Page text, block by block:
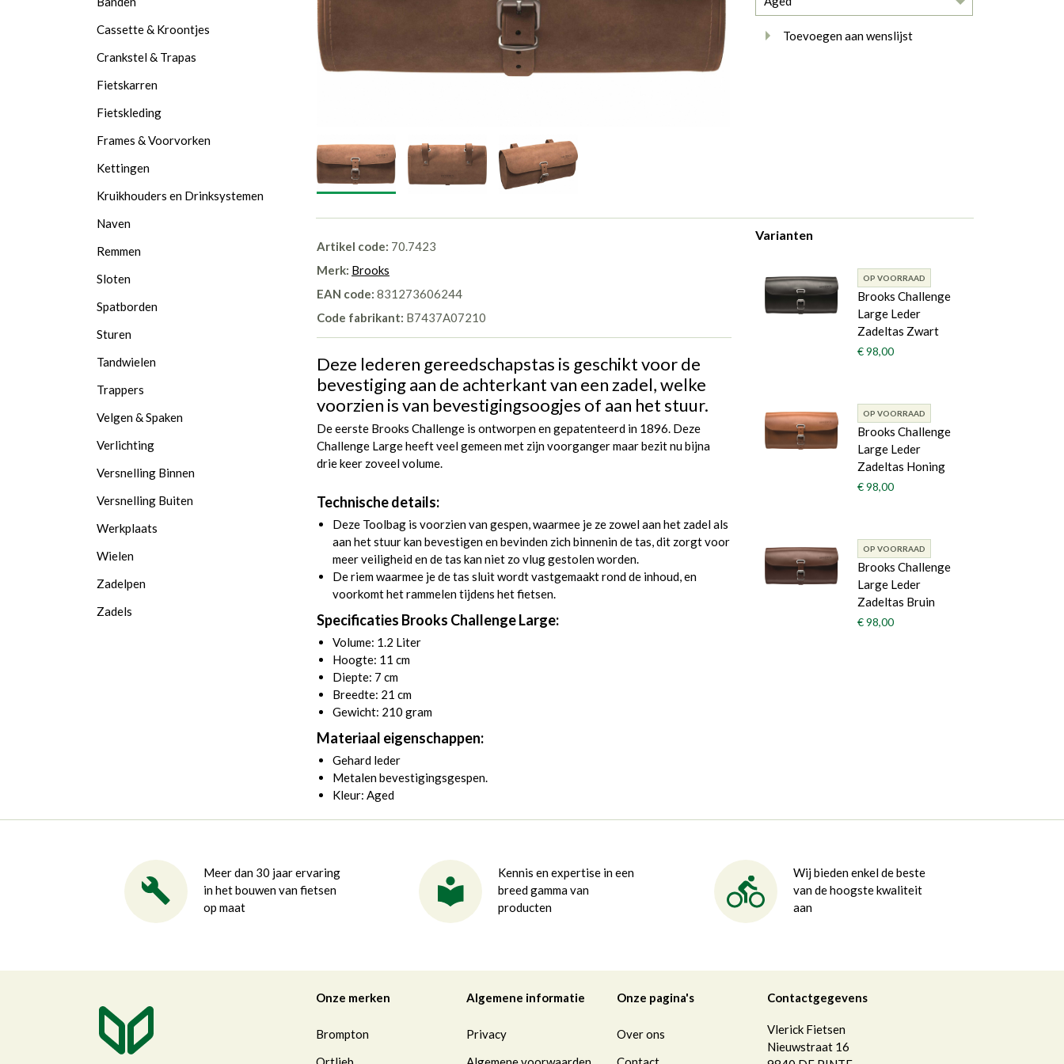
Toevoegen aan wenslijst
Artikel code: 70.7423
Merk: Brooks
EAN code: 831273606244
Code fabrikant: B7437A07210
Deze lederen gereedschapstas is geschikt voor de
bevestiging aan de achterkant van een zadel, welke
voorzien is van bevestigingsoogjes of aan het stuur.
De eerste Brooks Challenge is ontworpen en gepatenteerd in 1896. Deze
Challenge Large heeft veel gemeen met zijn voorganger maar bezit nu bijna
drie keer zoveel volume.
Technische details:
Deze Toolbag is voorzien van gespen, waarmee je ze zowel aan het zadel als
aan het stuur kan bevestigen en bevinden zich binnenin de tas, dit zorgt voor
meer veiligheid en de tas kan niet zo vlug gestolen worden.
De riem waarmee je de tas sluit wordt vastgemaakt rond de inhoud, en
voorkomt het rammelen tijdens het fietsen.
Specificaties Brooks Challenge Large:
Volume: 1.2 Liter
Hoogte: 11 cm
Diepte: 7 cm
Breedte: 21 cm
Gewicht: 210 gram
Materiaal eigenschappen:
Gehard leder
Metalen bevestigingsgespen.
Kleur: Aged
Varianten
OP VOORRAAD
Brooks Challenge
Large Leder
Zadeltas Zwart
€ 98,00
OP VOORRAAD
Brooks Challenge
Large Leder
Zadeltas Honing
€ 98,00
OP VOORRAAD
Brooks Challenge
Large Leder
Zadeltas Bruin
€ 98,00
Cassette & Kroontjes
Crankstel & Trapas
Fietskarren
Fietskleding
Frames & Voorvorken
Kettingen
Kruikhouders en Drinksystemen
Naven
Remmen
Sloten
Spatborden
Sturen
Tandwielen
Trappers
Velgen & Spaken
Verlichting
Versnelling Binnen
Versnelling Buiten
Werkplaats
Wielen
Zadelpen
Zadels
Meer dan 30 jaar ervaring
in het bouwen van fietsen
op maat
Kennis en expertise in een
breed gamma van
producten
Wij bieden enkel de beste
van de hoogste kwaliteit
aan
Onze merken
Brompton
Algemene informatie
Privacy
Onze pagina's
Over ons
Contactgegevens
Vlerick Fietsen
Nieuwstraat 16